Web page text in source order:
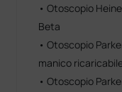
• Otoscopio
Beta
• Otoscopio
manico
• Otoscopio